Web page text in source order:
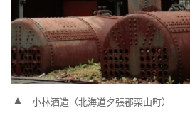
小林酒造（北海道夕張郡栗山町）